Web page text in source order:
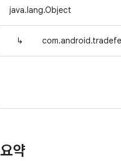
java.lang.Object
↳
요약